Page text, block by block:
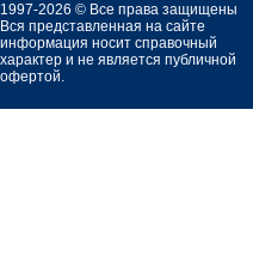
1997-2026 © Все права защищены
Вся представленная на сайте
информация носит справочный
характер и не является публичной
офертой.